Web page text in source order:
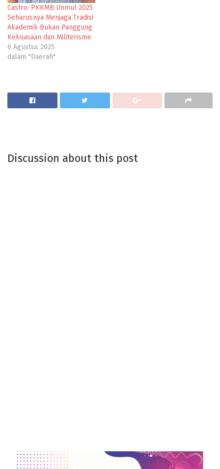
Castro: PKKMB Unmul 2025
Seharusnya Menjaga Tradisi
Akademik Bukan Panggung
Kekuasaan dan Militerisme
6 Agustus 2025
dalam "Daerah"
Discussion about this post